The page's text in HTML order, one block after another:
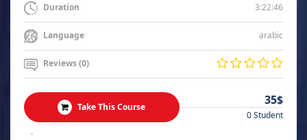
Duration 3:22:46
Language arabic
Reviews (0)
Take This Course 35$
0 Student
.